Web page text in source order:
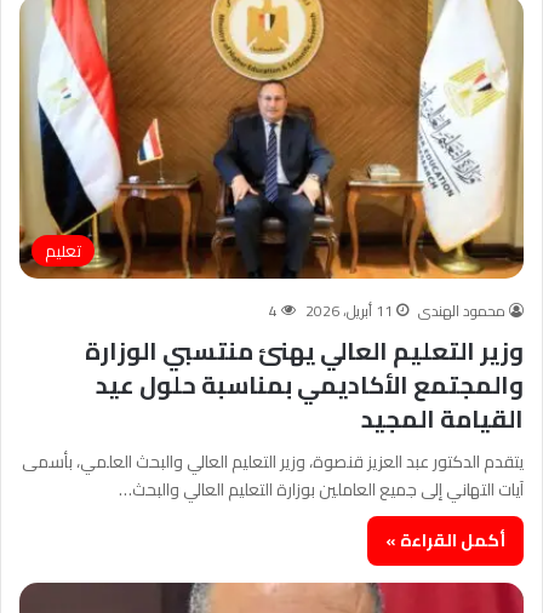
تعليم
محمود الهندى 11 أبريل، 2026 4
وزير التعليم العالي يهنئ منتسبي الوزارة
والمجتمع الأكاديمي بمناسبة حلول عيد
القيامة المجيد
يتقدم الدكتور عبد العزيز قنصوة، وزير التعليم العالي والبحث العلمي، بأسمى
آيات التهاني إلى جميع العاملين بوزارة التعليم العالي والبحث…
أكمل القراءة »